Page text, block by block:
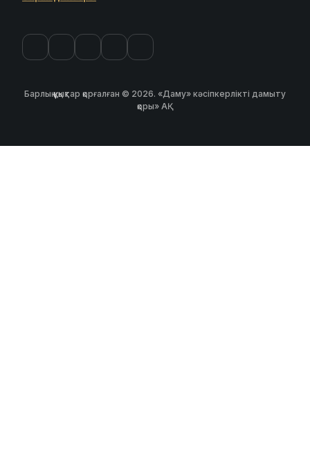
Барлық құқықтар қорғалған © 2026. «Даму» кәсіпкерлікті дамыту
қоры» АҚ